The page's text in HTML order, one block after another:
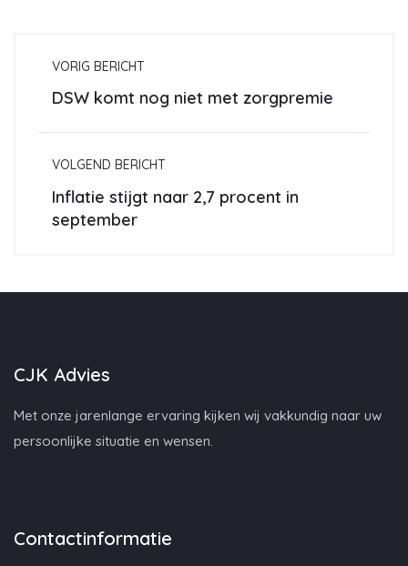
VORIG BERICHT
DSW komt nog niet met zorgpremie
VOLGEND BERICHT
Inflatie stijgt naar 2,7 procent in
september
CJK Advies
Met onze jarenlange ervaring kijken wij vakkundig naar uw
persoonlijke situatie en wensen.
Contactinformatie